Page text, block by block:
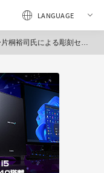
月3日〜5日に福岡で開催（片桐裕司・彫刻セミナー）